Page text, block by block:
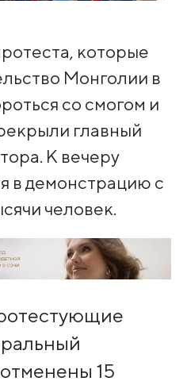
которые
Монголии в
со смогом и
главный
К вечеру
в демонстрацию с
человек.
15